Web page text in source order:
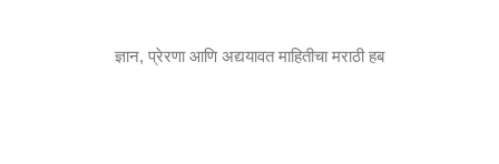
ज्ञान, प्रेरणा आणि अद्ययावत माहितीचा मराठी हब